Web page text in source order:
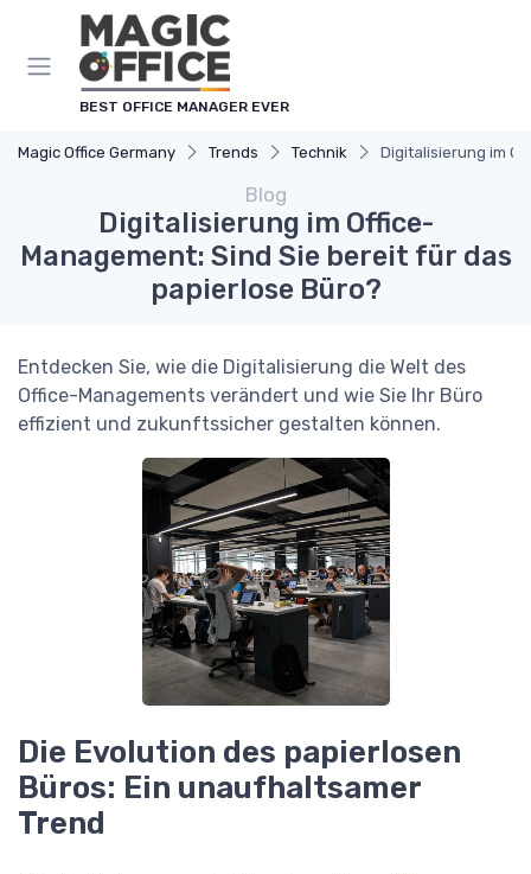
BEST OFFICE MANAGER EVER
Magic Office Germany Trends Technik Digitalisierung im
Blog
Digitalisierung im Office-
Management: Sind Sie bereit für das
papierlose Büro?
Entdecken Sie, wie die Digitalisierung die Welt des
Office-Managements verändert und wie Sie Ihr Büro
effizient und zukunftssicher gestalten können.
Die Evolution des papierlosen
Büros: Ein unaufhaltsamer
Trend
Cookie-Einstellungen